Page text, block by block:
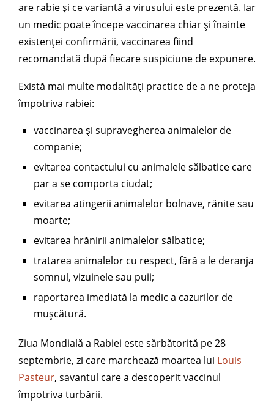
are rabie și ce variantă a virusului este prezentă. Iar
un medic poate începe vaccinarea chiar și înainte
existenței confirmării, vaccinarea fiind
recomandată după fiecare suspiciune de expunere.
Există mai multe modalități practice de a ne proteja
împotriva rabiei:
vaccinarea și supravegherea animalelor de
companie;
evitarea contactului cu animalele sălbatice care
par a se comporta ciudat;
evitarea atingerii animalelor bolnave, rănite sau
moarte;
evitarea hrănirii animalelor sălbatice;
tratarea animalelor cu respect, fără a le deranja
somnul, vizuinele sau puii;
raportarea imediată la medic a cazurilor de
mușcătură.
Ziua Mondială a Rabiei este sărbătorită pe 28
septembrie, zi care marchează moartea lui Louis
Pasteur, savantul care a descoperit vaccinul
împotriva turbării.